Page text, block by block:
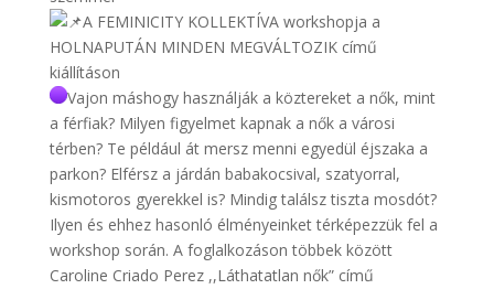
A FEMINICITY KOLLEKTÍVA workshopja a
HOLNAPUTÁN MINDEN MEGVÁLTOZIK című
kiállításon
Vajon máshogy használják a köztereket a nők, mint
a férfiak? Milyen figyelmet kapnak a nők a városi
térben? Te például át mersz menni egyedül éjszaka a
parkon? Elférsz a járdán babakocsival, szatyorral,
kismotoros gyerekkel is? Mindig találsz tiszta mosdót?
Ilyen és ehhez hasonló élményeinket térképezzük fel a
workshop során. A foglalkozáson többek között
Caroline Criado Perez ,,Láthatatlan nők” című